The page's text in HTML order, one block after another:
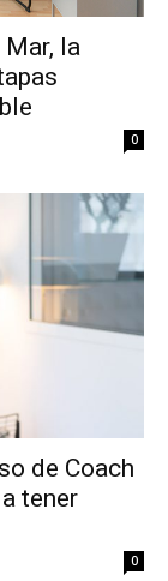
la
0
de Coach
tener
0